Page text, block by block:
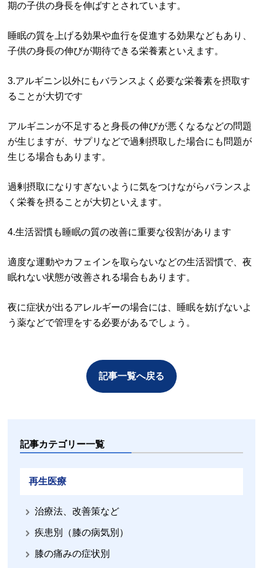
期の子供の身長を伸ばすとされています。
睡眠の質を上げる効果や血行を促進する効果などもあり、
子供の身長の伸びが期待できる栄養素といえます。
3.アルギニン以外にもバランスよく必要な栄養素を摂取す
ることが大切です
アルギニンが不足すると身長の伸びが悪くなるなどの問題
が生じますが、サプリなどで過剰摂取した場合にも問題が
生じる場合もあります。
過剰摂取になりすぎないように気をつけながらバランスよ
く栄養を摂ることが大切といえます。
4.生活習慣も睡眠の質の改善に重要な役割があります
適度な運動やカフェインを取らないなどの生活習慣で、夜
眠れない状態が改善される場合もあります。
夜に症状が出るアレルギーの場合には、睡眠を妨げないよ
う薬などで管理をする必要があるでしょう。
記事一覧へ戻る
記事カテゴリー一覧
再生医療
治療法、改善策など
疾患別（膝の病気別）
膝の痛みの症状別